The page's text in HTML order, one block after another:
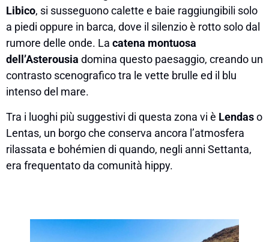
Libico, si susseguono calette e baie raggiungibili solo
a piedi oppure in barca, dove il silenzio è rotto solo dal
rumore delle onde. La catena montuosa
dell’Asterousia domina questo paesaggio, creando un
contrasto scenografico tra le vette brulle ed il blu
intenso del mare.
Tra i luoghi più suggestivi di questa zona vi è Lendaso
Lentas, un borgo che conserva ancora l’atmosfera
rilassata e bohémien di quando, negli anni Settanta,
era frequentato da comunità hippy.